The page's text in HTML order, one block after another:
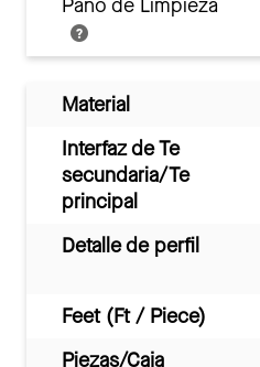
Paño de Limpieza
Material
Interfaz de Te
secundaria/Te
principal
Detalle de perfil
Feet (Ft / Piece)
Piezas/Caja